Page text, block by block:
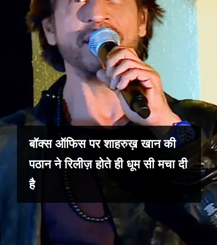
बॉक्स ऑफिस पर शाहरुख़ खान की
पठान ने रिलीज़ होते ही धूम सी मचा दी
है